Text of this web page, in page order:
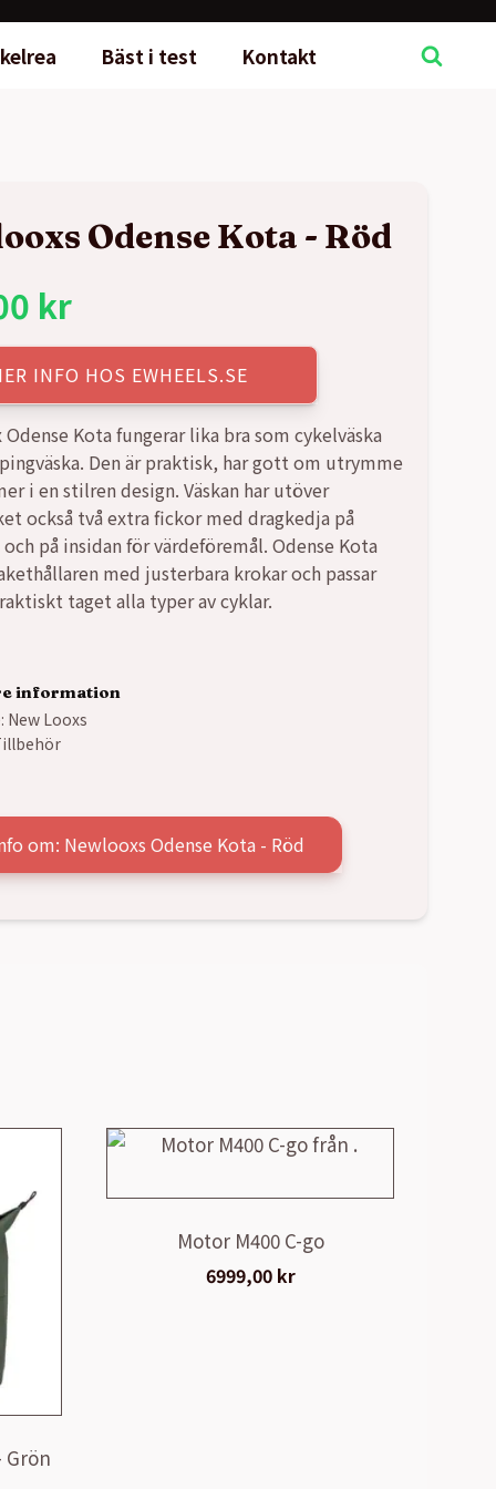
Bäst i test Kontakt
Odense Kota - Röd
kr
INFO HOS EWHEELS.SE
Kota fungerar lika bra som cykelväska
Den är praktisk, har gott om utrymme
i en stilren design. Väskan har utöver
också två extra fickor med dragkedja på
på insidan för värdeföremål. Odense Kota
med justerbara krokar och passar
taget alla typer av cyklar.
information
New Looxs
om: Newlooxs Odense Kota - Röd
Grön
Motor M400 C-go
6999,00 kr